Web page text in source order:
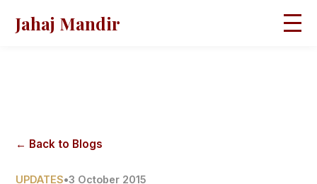
Jahaj Mandir
← Back to Blogs
UPDATES•3 October 2015